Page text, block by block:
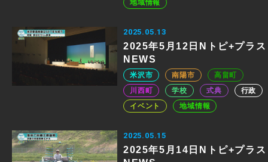
地域情報
2025.05.13
2025年5月12日Nトピ+プラス
NEWS
米沢市 南陽市
高畠町
川西町
学校 式典
行政
イベント
地域情報
2025.05.15
2025年5月14日Nトピ+プラス